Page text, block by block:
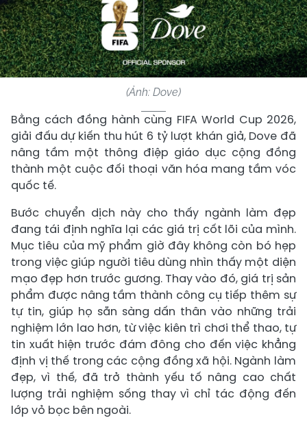
(Ảnh: Dove)
Bằng cách đồng hành cùng FIFA World Cup 2026,
giải đấu dự kiến thu hút 6 tỷ lượt khán giả, Dove đã
nâng tầm một thông điệp giáo dục cộng đồng
thành một cuộc đối thoại văn hóa mang tầm vóc
quốc tế.
Bước chuyển dịch này cho thấy ngành làm đẹp
đang tái định nghĩa lại các giá trị cốt lõi của mình.
Mục tiêu của mỹ phẩm giờ đây không còn bó hẹp
trong việc giúp người tiêu dùng nhìn thấy một diện
mạo đẹp hơn trước gương. Thay vào đó, giá trị sản
phẩm được nâng tầm thành công cụ tiếp thêm sự
tự tin, giúp họ sẵn sàng dấn thân vào những trải
nghiệm lớn lao hơn, từ việc kiên trì chơi thể thao, tự
tin xuất hiện trước đám đông cho đến việc khẳng
định vị thế trong các cộng đồng xã hội. Ngành làm
đẹp, vì thế, đã trở thành yếu tố nâng cao chất
lượng trải nghiệm sống thay vì chỉ tác động đến
lớp vỏ bọc bên ngoài.